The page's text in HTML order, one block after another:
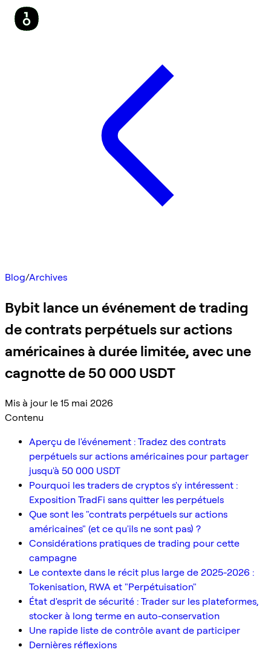
Blog/Archives
Bybit lance un événement de trading
de contrats perpétuels sur actions
américaines à durée limitée, avec une
cagnotte de 50 000 USDT
Mis à jour le 15 mai 2026
Contenu
Aperçu de l'événement : Tradez des contrats
perpétuels sur actions américaines pour partager
jusqu'à 50 000 USDT
Pourquoi les traders de cryptos s'y intéressent :
Exposition TradFi sans quitter les perpétuels
Que sont les "contrats perpétuels sur actions
américaines" (et ce qu'ils ne sont pas) ?
Considérations pratiques de trading pour cette
campagne
Le contexte dans le récit plus large de 2025-2026 :
Tokenisation, RWA et "Perpétuisation"
État d'esprit de sécurité : Trader sur les plateformes,
stocker à long terme en auto-conservation
Une rapide liste de contrôle avant de participer
Dernières réflexions